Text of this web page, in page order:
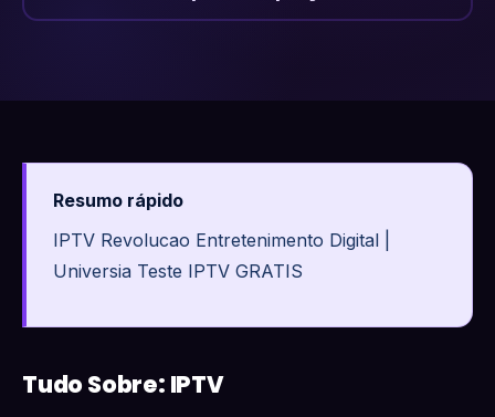
Resumo rápido
IPTV Revolucao Entretenimento Digital |
Universia Teste IPTV GRATIS
Tudo Sobre: IPTV